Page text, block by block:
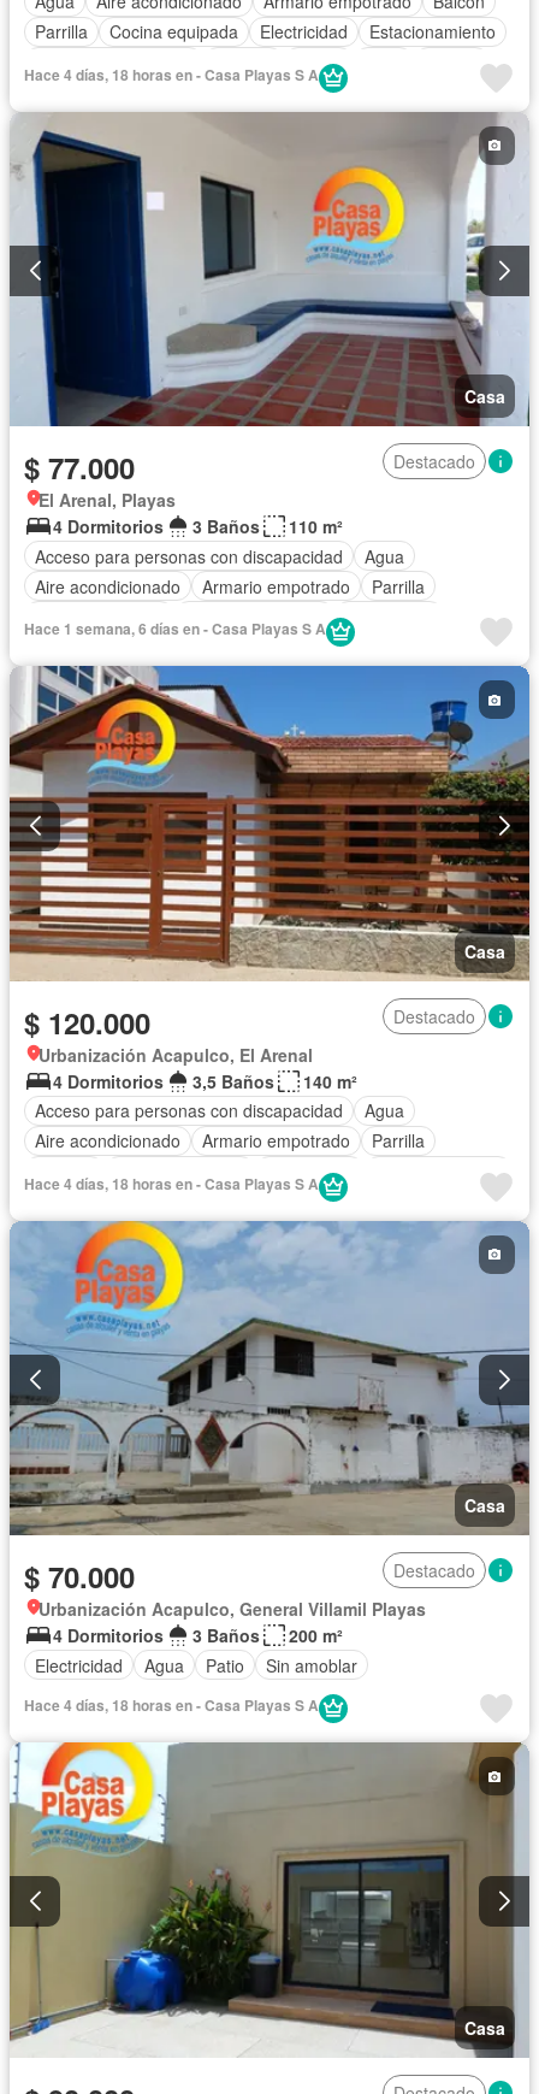
Parrilla
Cocina equipada Electricidad
Estacionamiento
Jardín
Hace 4 días, 18 horas en - Casa Playas S A
Casa
$ 77.000
Destacado
El Arenal, Playas
4 Dormitorios
3 Baños
110 m²
Acceso para personas con discapacidad
Agua
Aire acondicionado
Armario empotrado
Parrilla
Electricidad
Garita de guardianía
Jardín
Patio
Piscina
Completamente amoblado
Hace 1 semana, 6 días en - Casa Playas S A
Casa
$ 120.000
Destacado
Urbanización Acapulco, El Arenal
4 Dormitorios
3,5 Baños
140 m²
Acceso para personas con discapacidad
Agua
Aire acondicionado
Armario empotrado
Parrilla
Electricidad
Estacionamiento
Internet Seguridad
Completamente amoblado
Hace 4 días, 18 horas en - Casa Playas S A
Casa
$ 70.000
Destacado
Urbanización Acapulco, General Villamil Playas
4 Dormitorios
3 Baños
200 m²
Electricidad
Agua Patio Sin amoblar
Hace 4 días, 18 horas en - Casa Playas S A
Casa